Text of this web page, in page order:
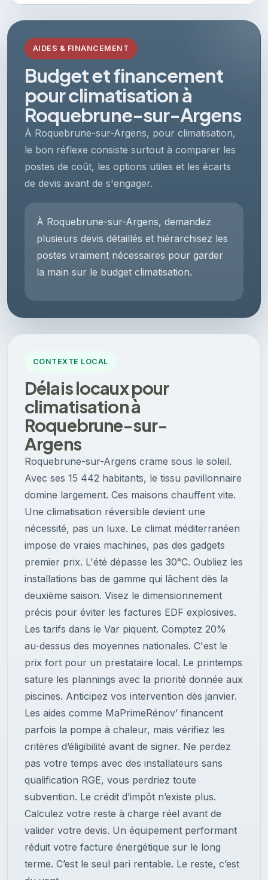
AIDES & FINANCEMENT
Budget et financement
pour climatisation à
Roquebrune-sur-Argens
À Roquebrune-sur-Argens, pour climatisation,
le bon réflexe consiste surtout à comparer les
postes de coût, les options utiles et les écarts
de devis avant de s'engager.
À Roquebrune-sur-Argens, demandez
plusieurs devis détaillés et hiérarchisez les
postes vraiment nécessaires pour garder
la main sur le budget climatisation.
CONTEXTE LOCAL
Délais locaux pour
climatisation à
Roquebrune-sur-
Argens
Roquebrune-sur-Argens crame sous le soleil.
Avec ses 15 442 habitants, le tissu pavillonnaire
domine largement. Ces maisons chauffent vite.
Une climatisation réversible devient une
nécessité, pas un luxe. Le climat méditerranéen
impose de vraies machines, pas des gadgets
premier prix. L'été dépasse les 30°C. Oubliez les
installations bas de gamme qui lâchent dès la
deuxième saison. Visez le dimensionnement
précis pour éviter les factures EDF explosives.
Les tarifs dans le Var piquent. Comptez 20%
au-dessus des moyennes nationales. C'est le
prix fort pour un prestataire local. Le printemps
sature les plannings avec la priorité donnée aux
piscines. Anticipez vos intervention dès janvier.
Les aides comme MaPrimeRénov’ financent
parfois la pompe à chaleur, mais vérifiez les
critères d’éligibilité avant de signer. Ne perdez
pas votre temps avec des installateurs sans
qualification RGE, vous perdriez toute
subvention. Le crédit d’impôt n’existe plus.
Calculez votre reste à charge réel avant de
valider votre devis. Un équipement performant
réduit votre facture énergétique sur le long
terme. C’est le seul pari rentable. Le reste, c’est